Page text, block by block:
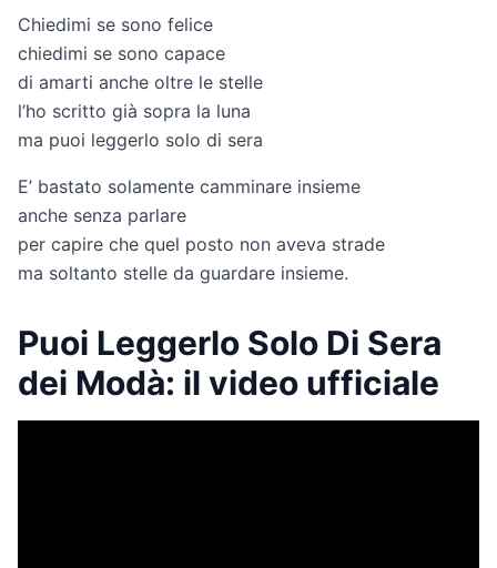
Chiedimi se sono felice
chiedimi se sono capace
di amarti anche oltre le stelle
l’ho scritto già sopra la luna
ma puoi leggerlo solo di sera
E’ bastato solamente camminare insieme
anche senza parlare
per capire che quel posto non aveva strade
ma soltanto stelle da guardare insieme.
Puoi Leggerlo Solo Di Sera
dei Modà: il video ufficiale